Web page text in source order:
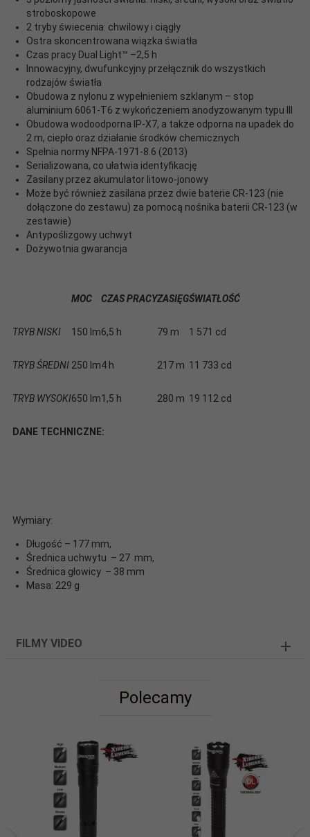
stroboskopowe
2 tryby świecenia: chwilowy i ciągły
Ostra skoncentrowana wiązka światła
Czas pracy Dual Light™ –2,5 h
Innowacyjny, dwufunkcyjny przełącznik do wszystkich
rodzajów światła
Obudowa z nylonu z wypełnieniem szklanym – stop
aluminium 6061-T6 z wykończeniem anodyzowanym typu III
Obudowa wodoodporna IP-X7, a także odporna na upadek do
2 m, ciepło oraz działanie środków chemicznych
Spełnia normy NFPA-1971-8.6 (2013)
Serializowana, co ułatwia identyfikację
Zasilany przez akumulator litowo-jonowy
Może być również zasilana przez dwie baterie CR-123 (nie
dołączone do zestawu) za pomocą nośnika baterii CR-123 (w
zestawie)
Antypoślizgowy uchwyt
Dożywotnia gwarancja
MOC CZAS PRACYZASIĘGŚWIATŁOŚĆ
TRYB NISKI 150 lm6,5 h 79 m 1 571 cd
TRYB ŚREDNI 250 lm4 h 217 m 11 733 cd
TRYB WYSOKI650 lm1,5 h 280 m 19 112 cd
DANE TECHNICZNE:
Wymiary:
Długość – 177 mm,
Średnica uchwytu – 27 mm,
Średnica głowicy – 38 mm
Masa: 229 g
FILMY VIDEO
Polecamy